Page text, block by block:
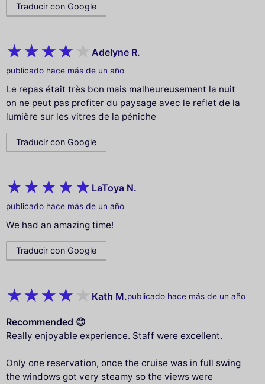
Traducir con Google
Adelyne R.
publicado hace más de un año
Le repas était très bon mais malheureusement la nuit
on ne peut pas profiter du paysage avec le reflet de la
lumière sur les vitres de la péniche
Traducir con Google
LaToya N.
publicado hace más de un año
We had an amazing time!
Traducir con Google
Kath M.publicado hace más de un año
Recommended 😊
Really enjoyable experience. Staff were excellent.
Only one reservation, once the cruise was in full swing
the windows got very steamy so the views were